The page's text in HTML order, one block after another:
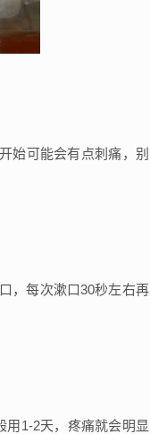
始可能会有点刺痛，别
，每次漱口30秒左右再
用1-2天，疼痛就会明显